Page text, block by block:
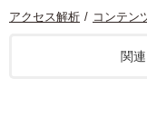
アクセス解析
コンテン
Looker
関